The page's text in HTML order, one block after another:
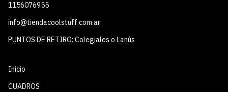
1156076955
info@tiendacoolstuff.com.ar
PUNTOS DE RETIRO: Colegiales o Lanús
Inicio
CUADROS